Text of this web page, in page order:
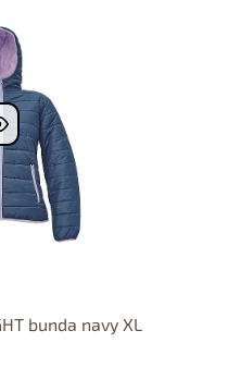
bunda navy XL